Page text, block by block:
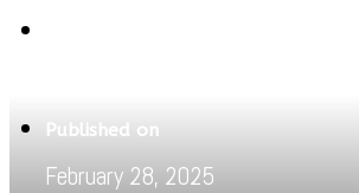
Published on
February 28, 2025